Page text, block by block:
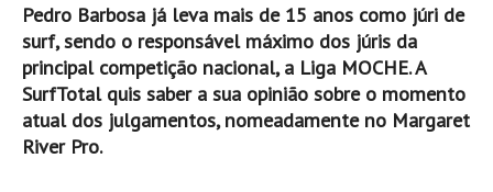
Azurara HD
Praia de Árvore - Areal HD
Mindelo
Mindelo meia laranja HD
Pedras do Corgo - Melanina HD
Pedro Barbosa já leva mais de 15 anos como júri de
surf, sendo o responsável máximo dos júris da
principal competição nacional, a Liga MOCHE. A
SurfTotal quis saber a sua opinião sobre o momento
atual dos julgamentos, nomeadamente no Margaret
River Pro.